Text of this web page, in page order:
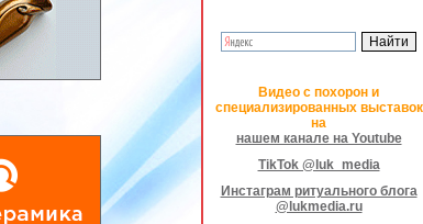
Видео с похорон и
специализированных выставок
на
нашем канале на Youtube
TikTok @luk_media
Инстаграм ритуального блога
@lukmedia.ru